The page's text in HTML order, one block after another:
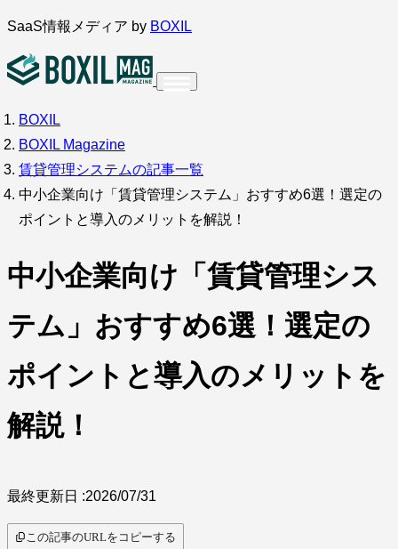
内
を
キ
ッ
プ
SaaS情報メディア by BOXIL
インタビュー
調査・アンケート
BOXIL
BOXIL Magazine
賃貸管理システムの記事一覧
中小企業向け「賃貸管理システム」おすすめ6選！選定の
ポイントと導入のメリットを解説！
中小企業向け「賃貸管理シス
テム」おすすめ6選！選定の
ポイントと導入のメリットを
解説！
最終更新日 :2026/07/31
この記事のURLをコピーする